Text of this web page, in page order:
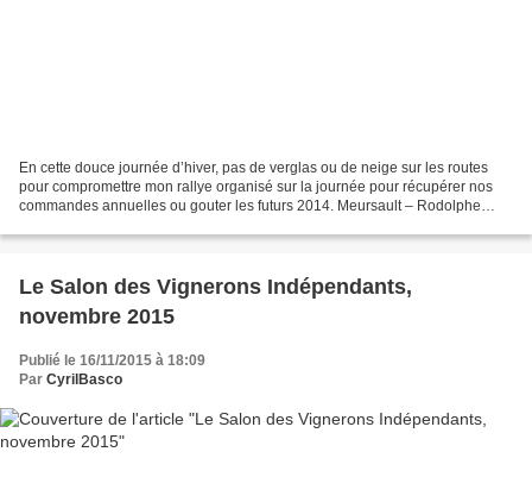
En cette douce journée d’hiver, pas de verglas ou de neige sur les routes
pour compromettre mon rallye organisé sur la journée pour récupérer nos
commandes annuelles ou gouter les futurs 2014. Meursault – Rodolphe
Le Salon des Vignerons Indépendants,
novembre 2015
Publié le 16/11/2015 à 18:09
Par CyrilBasco